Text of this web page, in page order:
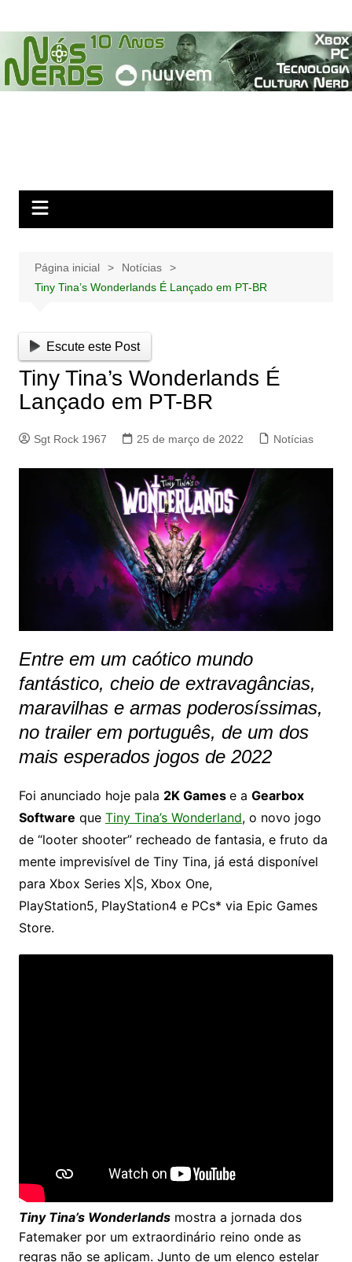
para
conteúdo
Página inicial
Notícias
Tiny Tina’s Wonderlands É Lançado em PT-BR
Escute este Post
Tiny Tina’s Wonderlands É
Lançado em PT-BR
Sgt Rock 1967 25 de março de 2022 Notícias
Entre em um caótico mundo
fantástico, cheio de extravagâncias,
maravilhas e armas poderosíssimas,
no trailer em português, de um dos
mais esperados jogos de 2022
Foi anunciado hoje pala 2K Games e a Gearbox
Software que Tiny Tina’s Wonderland, o novo jogo
de “looter shooter” recheado de fantasia, e fruto da
mente imprevisível de Tiny Tina, já está disponível
para Xbox Series X|S, Xbox One,
PlayStation5, PlayStation4 e PCs* via Epic Games
Store.
Tiny Tina’s Wonderlandsmostra a jornada dos
Fatemaker por um extraordinário reino onde as
regras não se aplicam. Junto de um elenco estelar